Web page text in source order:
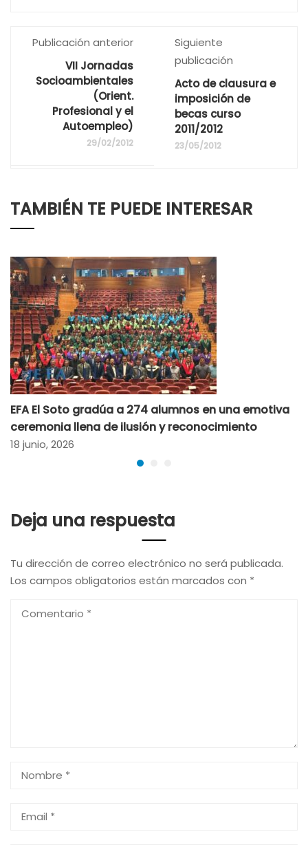
Publicación anterior
VII Jornadas
Socioambientales
(Orient.
Profesional y el
Autoempleo)
29/02/2012
Siguiente
publicación
Acto de clausura e
imposición de
becas curso
2011/2012
23/05/2012
TAMBIÉN TE PUEDE INTERESAR
EFA El Soto gradúa a 274 alumnos en una emotiva
ceremonia llena de ilusión y reconocimiento
18 junio, 2026
Deja una respuesta
Tu dirección de correo electrónico no será publicada.
Los campos obligatorios están marcados con *